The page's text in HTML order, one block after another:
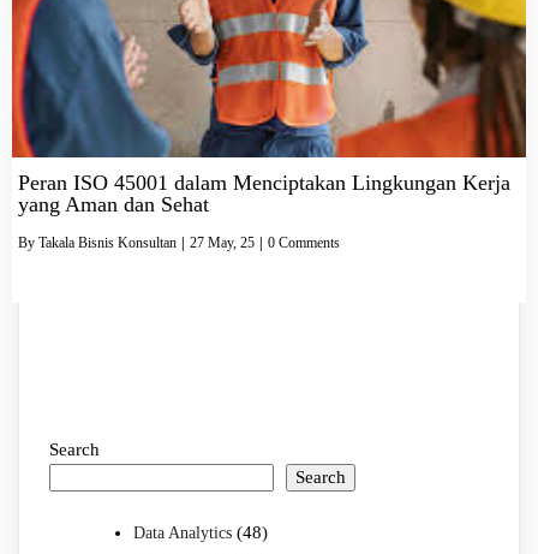
Peran ISO 45001 dalam Menciptakan Lingkungan Kerja
yang Aman dan Sehat
By Takala Bisnis Konsultan 27 May, 25 0 Comments
Search
Search
Data Analytics (48)